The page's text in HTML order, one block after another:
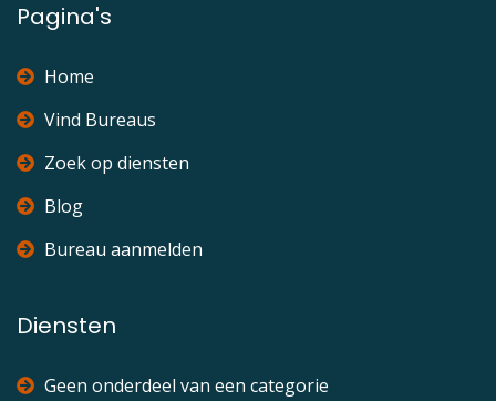
Pagina's
Home
Vind Bureaus
Zoek op diensten
Blog
Bureau aanmelden
Diensten
Geen onderdeel van een categorie